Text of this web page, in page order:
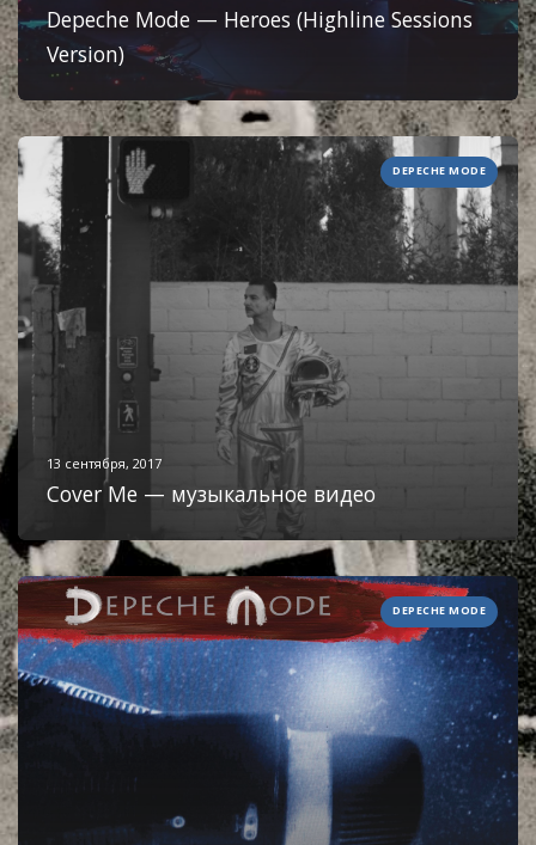
Depeche Mode — Heroes (Highline Sessions
Version)
DEPECHE MODE
13 сентября, 2017
Cover Me — музыкальное видео
DEPECHE MODE